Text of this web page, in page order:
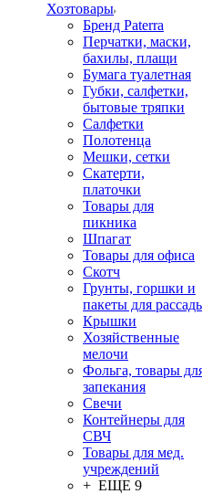
Хозтовары
Бренд Paterra
Перчатки, маски,
бахилы, плащи
Бумага туалетная
Губки, салфетки,
бытовые тряпки
Салфетки
Полотенца
Мешки, сетки
Скатерти,
платочки
Товары для
пикника
Шпагат
Товары для офиса
Скотч
Грунты, горшки и
пакеты для
Крышки
Хозяйственные
мелочи
Фольга, товары
запекания
Свечи
Контейнеры для
СВЧ
Товары для мед.
учреждений
+ ЕЩЕ 9